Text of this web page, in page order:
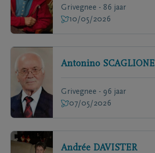
Grivegnee - 86 jaar
10/05/2026
Antonino SCAGLIONE
Grivegnee - 96 jaar
07/05/2026
Andrée DAVISTER